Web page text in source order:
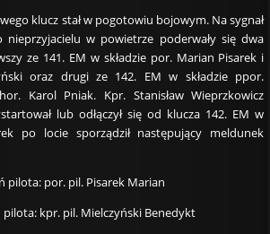
klucz stał w pogotowiu bojowym. Na sygnał
nieprzyjacielu w powietrze poderwały się dwa
ze 141. EM w składzie por. Marian Pisarek i
oraz drugi ze 142. EM w składzie ppor.
Karol Pniak. Kpr. Stanisław Wieprzkowicz
lub odłączył się od klucza 142. EM w
po locie sporządził następujący meldunek
pilota: por. pil. Pisarek Marian
kpr. pil. Mielczyński Benedykt